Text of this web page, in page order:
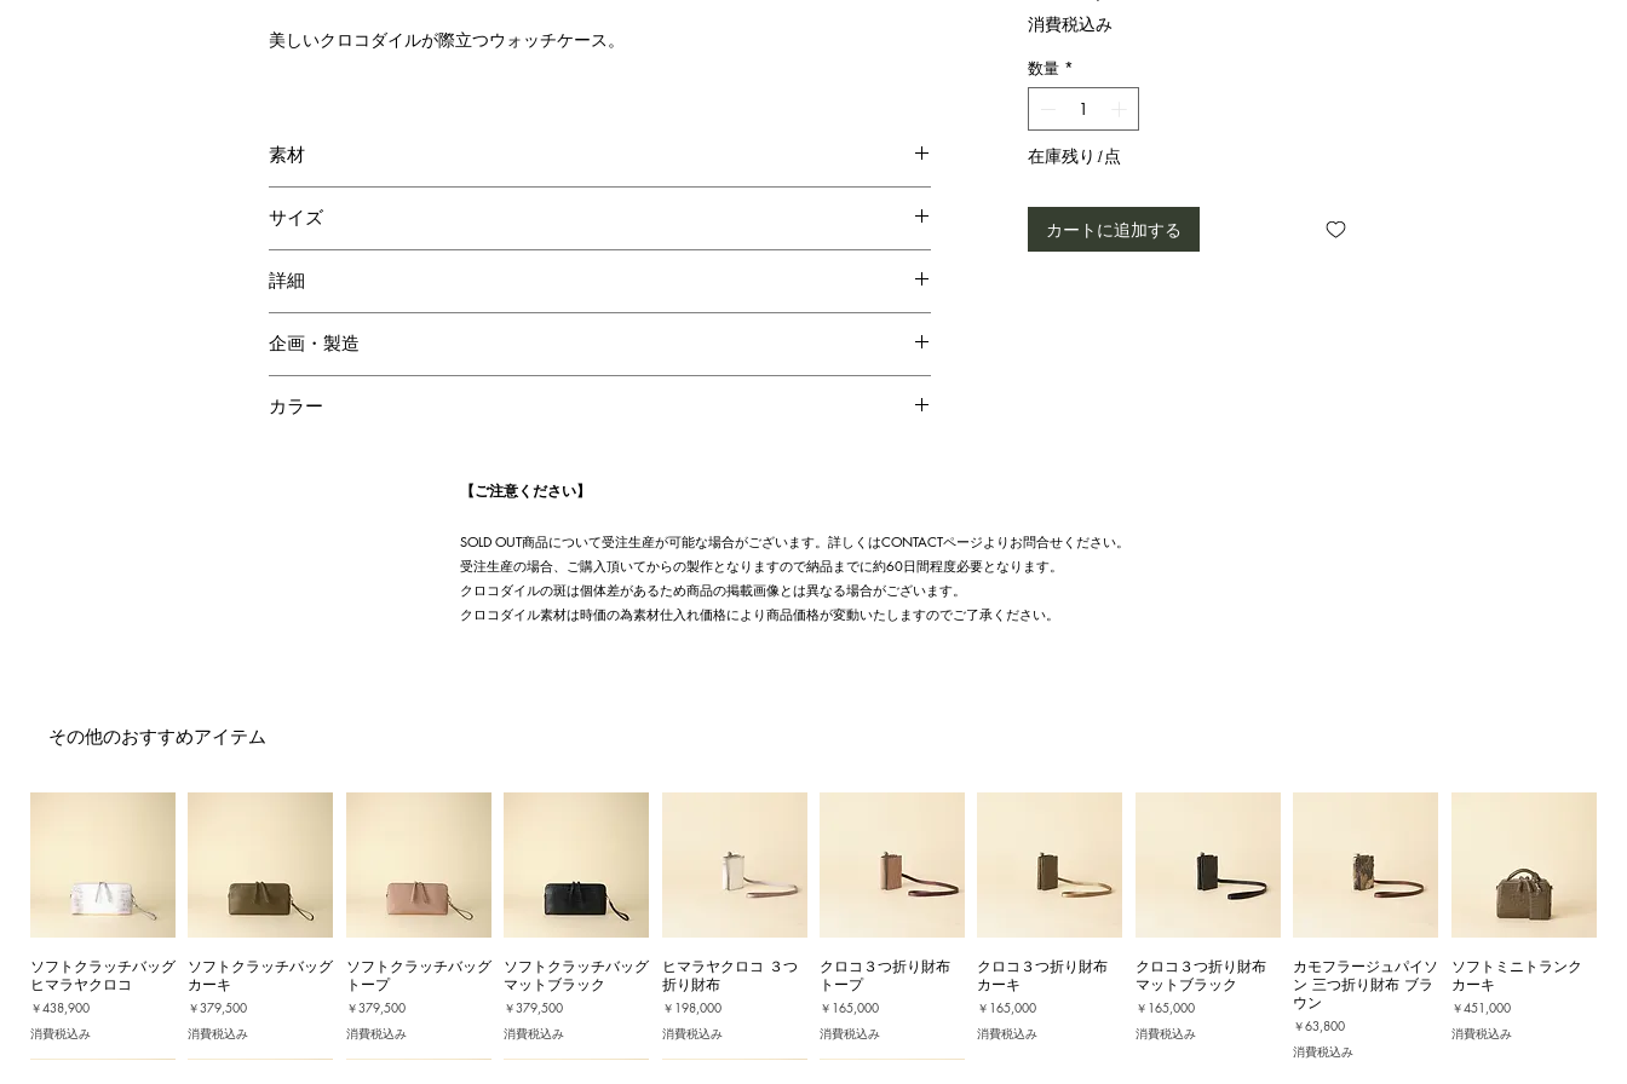
美しいクロコダイルが際立つウォッチケース。
素材
牛革
サイズ
詳細
企画・製造
カラー
消費税込み
数量 *
在庫残り1点
カートに追加する
【ご注意ください】
SOLD OUT商品について受注生産が可能な場合がございます。詳しくはCONTACTページよりお問合せください。
受注生産の場合、ご購入頂いてからの製作となりますので納品までに約60日間程度必要となります。
クロコダイルの斑は個体差があるため商品の掲載画像とは異なる場合がございます。
クロコダイル素材は時価の為素材仕入れ価格により商品価格が変動いたしますのでご了承ください。
その他のおすすめアイテム
ソフトクラッチバッグ
ヒマラヤクロコ
価格
￥438,900
消費税込み
ソフトクラッチバッグ
カーキ
価格
￥379,500
消費税込み
ソフトクラッチバッグ
トープ
価格
￥379,500
消費税込み
ソフトクラッチバッグ
マットブラック
価格
￥379,500
消費税込み
ヒマラヤクロコ ３つ
折り財布
価格
￥198,000
消費税込み
クロコ３つ折り財布
トープ
価格
￥165,000
消費税込み
クロコ３つ折り財布
カーキ
価格
￥165,000
消費税込み
クロコ３つ折り財布
マットブラック
価格
￥165,000
消費税込み
カモフラージュパイソ
ン 三つ折り財布 ブラ
ウン
価格
￥63,800
消費税込み
ソフトミニトランク
カーキ
価格
￥451,000
消費税込み